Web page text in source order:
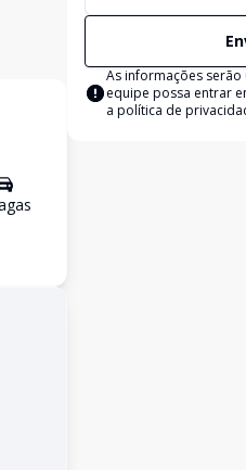
s
As informações
equipe possa entrar
a política de